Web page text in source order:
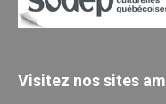
Visitez nos sites